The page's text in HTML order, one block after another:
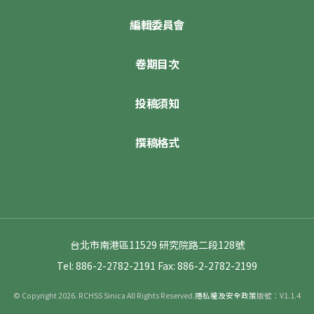
編輯委員會
卷期目次
投稿須知
撰稿格式
台北市南港區11529 研究院路二段128號
Tel: 886-2-2782-2191 Fax: 886-2-2782-2199
© Copyright 2026. RCHSS Sinica All Rights Reserved.隱私權及安全政策版號：V1.1.4